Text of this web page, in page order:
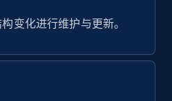
Reviews count,
变化进行维护与更新。